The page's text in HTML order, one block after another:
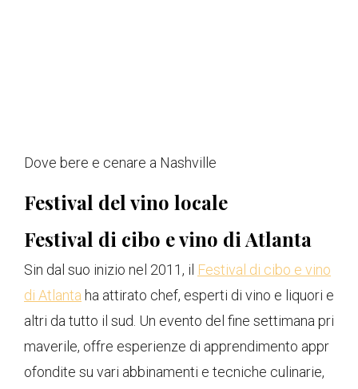
Dove bere e cenare a Nashville
Festival del vino locale
Festival di cibo e vino di Atlanta
Sin dal suo inizio nel 2011, il Festival di cibo e vino
di Atlanta ha attirato chef, esperti di vino e liquori e
altri da tutto il sud. Un evento del fine settimana pri
maverile, offre esperienze di apprendimento appr
ofondite su vari abbinamenti e tecniche culinarie,